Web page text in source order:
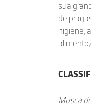
sua
de
higiene,
Musca